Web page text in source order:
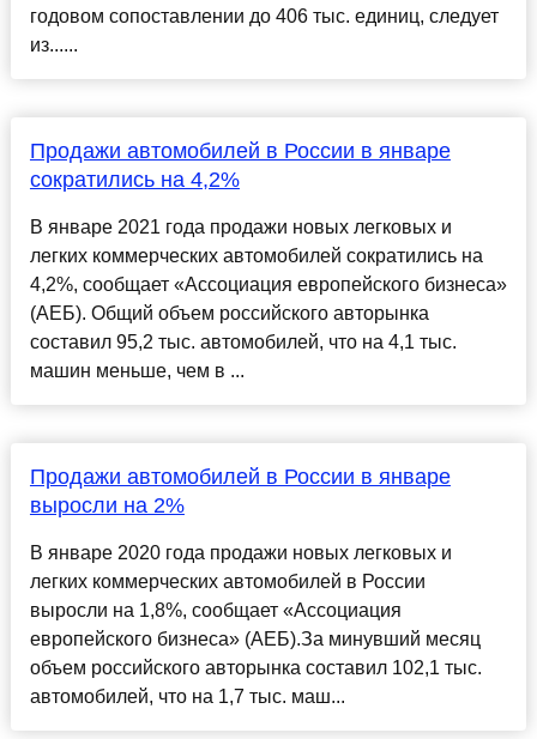
годовом сопоставлении до 406 тыс. единиц, следует
из......
Продажи автомобилей в России в январе
сократились на 4,2%
В январе 2021 года продажи новых легковых и
легких коммерческих автомобилей сократились на
4,2%, сообщает «Ассоциация европейского бизнеса»
(АЕБ). Общий объем российского авторынка
составил 95,2 тыс. автомобилей, что на 4,1 тыс.
машин меньше, чем в ...
Продажи автомобилей в России в январе
выросли на 2%
В январе 2020 года продажи новых легковых и
легких коммерческих автомобилей в России
выросли на 1,8%, сообщает «Ассоциация
европейского бизнеса» (АЕБ).За минувший месяц
объем российского авторынка составил 102,1 тыс.
автомобилей, что на 1,7 тыс. маш...